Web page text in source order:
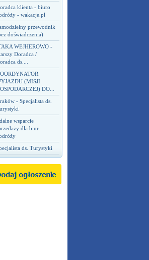
klienta - biuro
- wakacje.pl
przewodnik
doświadczenia)
WEJHEROWO -
Doradca /
ds....
(MISJI
DO...
- Specjalista ds.
wsparcie
dla biur
ds. Turystyki